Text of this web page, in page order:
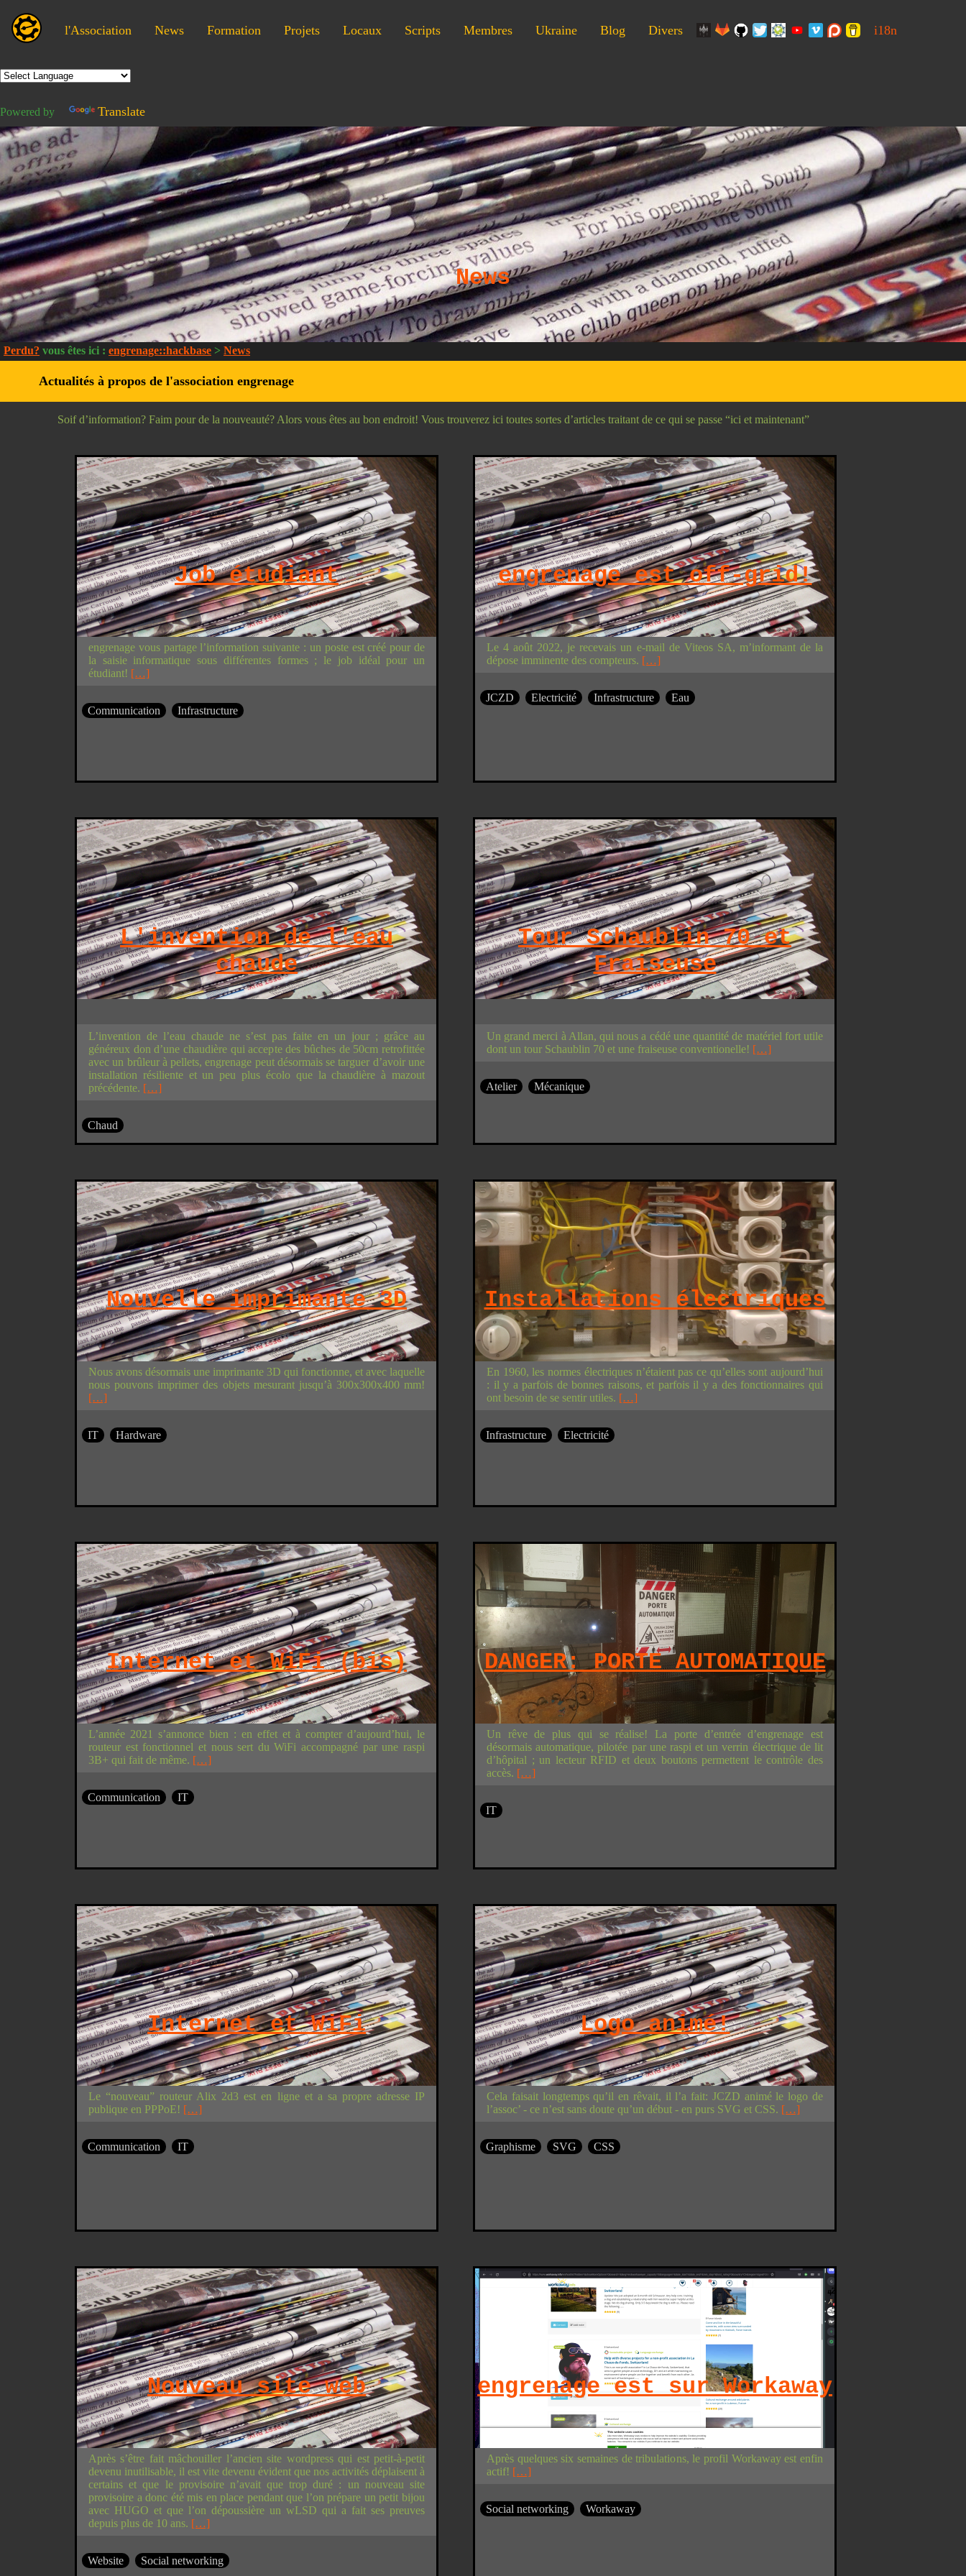
l'Association News Formation Projets Locaux Scripts Membres Ukraine Blog Divers i18n
Powered by Translate
News
Perdu? vous êtes ici : engrenage::hackbase > News
Actualités à propos de l'association engrenage
Soif d’information? Faim pour de la nouveauté? Alors vous êtes au bon endroit! Vous trouverez ici toutes sortes d’articles traitant de ce qui se passe “ici et maintenant”
Job étudiant
engrenage vous partage l’information suivante : un poste est créé pour de
la saisie informatique sous différentes formes ; le job idéal pour un
étudiant! […]
Communication Infrastructure
engrenage est off-grid!
Le 4 août 2022, je recevais un e-mail de Viteos SA, m’informant de la
dépose imminente des compteurs. […]
JCZD Electricité Infrastructure Eau
L'invention de l'eau
chaude
L’invention de l’eau chaude ne s’est pas faite en un jour ; grâce au
généreux don d’une chaudière qui accepte des bûches de 50cm retrofittée
avec un brûleur à pellets, engrenage peut désormais se targuer d’avoir une
installation résiliente et un peu plus écolo que la chaudière à mazout
précédente. […]
Chaud
Tour Schaublin 70 et
Fraiseuse
Un grand merci à Allan, qui nous a cédé une quantité de matériel fort utile
dont un tour Schaublin 70 et une fraiseuse conventionelle! […]
Atelier Mécanique
Nouvelle imprimante 3D
Nous avons désormais une imprimante 3D qui fonctionne, et avec laquelle
nous pouvons imprimer des objets mesurant jusqu’à 300x300x400 mm!
[…]
IT Hardware
Installations électriques
En 1960, les normes électriques n’étaient pas ce qu’elles sont aujourd’hui
: il y a parfois de bonnes raisons, et parfois il y a des fonctionnaires qui
ont besoin de se sentir utiles. […]
Infrastructure Electricité
Internet et WiFi (bis)
L’année 2021 s’annonce bien : en effet et à compter d’aujourd’hui, le
routeur est fonctionnel et nous sert du WiFi accompagné par une raspi
3B+ qui fait de même. […]
Communication IT
DANGER: PORTE AUTOMATIQUE
Un rêve de plus qui se réalise! La porte d’entrée d’engrenage est
désormais automatique, pilotée par une raspi et un verrin électrique de lit
d’hôpital ; un lecteur RFID et deux boutons permettent le contrôle des
accès. […]
IT
Internet et WiFi
Le “nouveau” routeur Alix 2d3 est en ligne et a sa propre adresse IP
publique en PPPoE! […]
Communication IT
Logo animé!
Cela faisait longtemps qu’il en rêvait, il l’a fait: JCZD animé le logo de
l’assoc’ - ce n’est sans doute qu’un début - en purs SVG et CSS. […]
Graphisme SVG CSS
Nouveau site web
Après s’être fait mâchouiller l’ancien site wordpress qui est petit-à-petit
devenu inutilisable, il est vite devenu évident que nos activités déplaisent à
certains et que le provisoire n’avait que trop duré : un nouveau site
provisoire a donc été mis en place pendant que l’on prépare un petit bijou
avec HUGO et que l’on dépoussière un wLSD qui a fait ses preuves
depuis plus de 10 ans. […]
Website Social networking
engrenage est sur Workaway
Après quelques six semaines de tribulations, le profil Workaway est enfin
actif! […]
Social networking Workaway